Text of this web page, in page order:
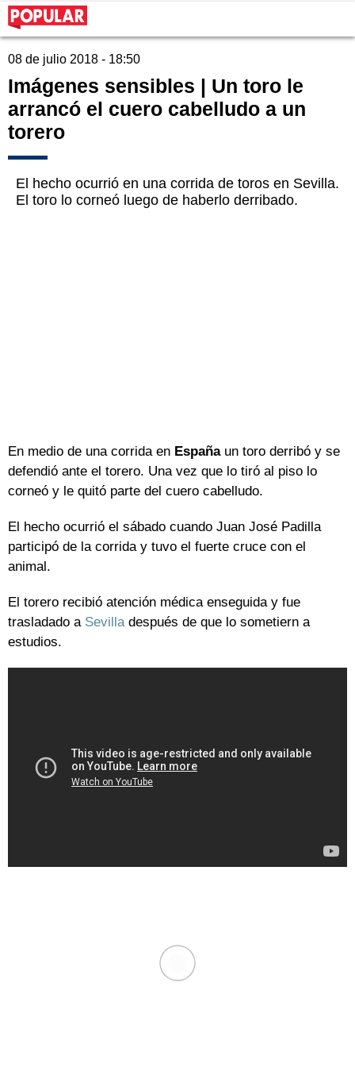
08 de julio 2018 - 18:50
Imágenes sensibles | Un toro le
arrancó el cuero cabelludo a un
torero
El hecho ocurrió en una corrida de toros en Sevilla.
El toro lo corneó luego de haberlo derribado.
En medio de una corrida en Españaun toro derribó y se
defendió ante el torero. Una vez que lo tiró al piso lo
corneó y le quitó parte del cuero cabelludo.
El hecho ocurrió el sábado cuando Juan José Padilla
participó de la corrida y tuvo el fuerte cruce con el
animal.
El torero recibió atención médica enseguida y fue
trasladado a Sevilladespués de que lo sometiern a
estudios.